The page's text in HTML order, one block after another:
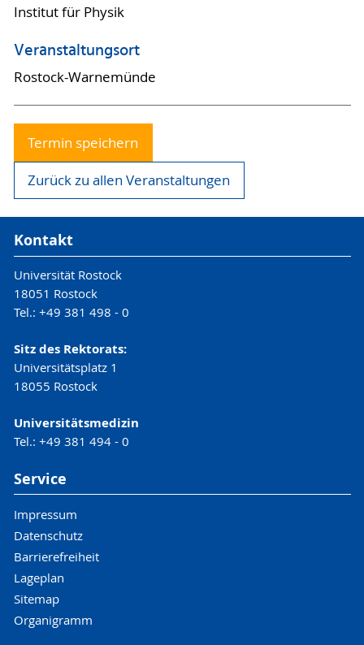
Institut für Physik
Veranstaltungsort
Rostock-Warnemünde
Termin speichern
Zurück zu allen Veranstaltungen
Kontakt
Universität Rostock
18051 Rostock
Tel.: +49 381 498 - 0
Sitz des Rektorats:
Universitätsplatz 1
18055 Rostock
Universitätsmedizin
Tel.: +49 381 494 - 0
Service
Impressum
Datenschutz
Barrierefreiheit
Lageplan
Sitemap
Organigramm